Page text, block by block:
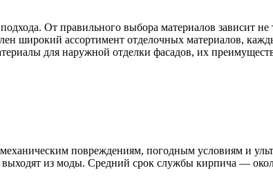
От правильного выбора материалов зависит не
широкий ассортимент отделочных материалов,
для наружной отделки фасадов, их
повреждениям, погодным условиям и
выходят из моды. Средний срок службы кирпича —